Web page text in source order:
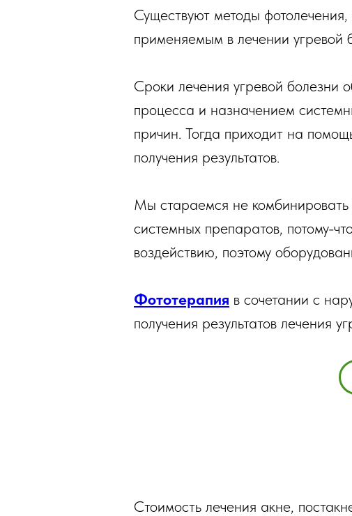
Существуют методы
применяемым в лечении угревой
Сроки лечения угревой болезни
процесса и назначением
причин. Тогда приходит на
получения результатов.
Мы стараемся не
системных препаратов, потому-
воздействию, поэтому
Фототерапия в сочетании с
получения результатов лечения
Стоимость лечения акне,